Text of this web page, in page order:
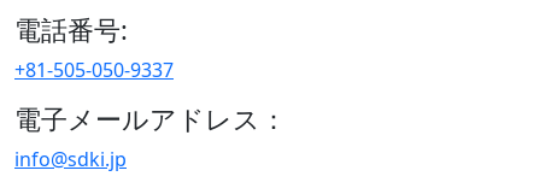
電話番号:
+81-505-050-9337
電子メールアドレス：
info@sdki.jp